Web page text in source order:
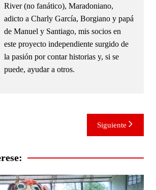
River (no fanático), Maradoniano,
adicto a Charly García, Borgiano y papá
de Manuel y Santiago, mis socios en
este proyecto independiente surgido de
la pasión por contar historias y, si se
puede, ayudar a otros.
Siguiente